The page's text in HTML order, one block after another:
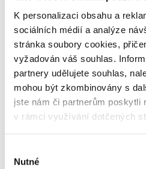
K personalizaci obsahu a
sociálních médií a analýze
stránka soubory cookies,
vyžadován váš souhlas.
partnery udělujete souhlas,
mohou být zkombinovány s
jste nám či partnerům poskytli
v rámci využívání dotčených
souhlasu
Nutné
fotkou,
209 Kč